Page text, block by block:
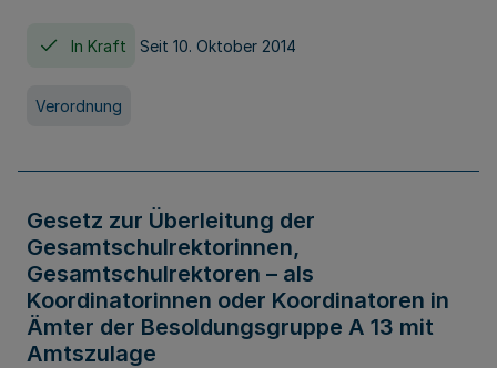
In Kraft Seit 10. Oktober 2014
Verordnung
Gesetz zur Überleitung der
Gesamtschulrektorinnen,
Gesamtschulrektoren – als
Koordinatorinnen oder Koordinatoren in
Ämter der Besoldungsgruppe A 13 mit
Amtszulage